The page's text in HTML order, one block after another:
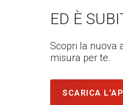
ED È
Scopri la nuova
misura per te.
SCARICA